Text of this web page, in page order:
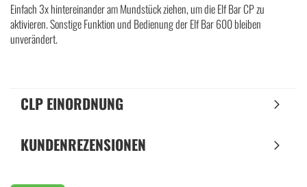
Einfach 3x hintereinander am Mundstück ziehen, um die Elf Bar CP zu
aktivieren. Sonstige Funktion und Bedienung der Elf Bar 600 bleiben
unverändert.
CLP EINORDNUNG
KUNDENREZENSIONEN